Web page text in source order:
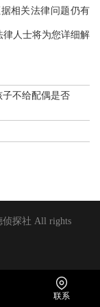
相关法律问题仍有
律人士将为您详细解
不给配偶是否
侦探社 All rights
联系